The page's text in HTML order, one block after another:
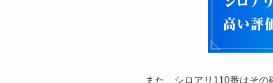
また、シロアリ110番はそ